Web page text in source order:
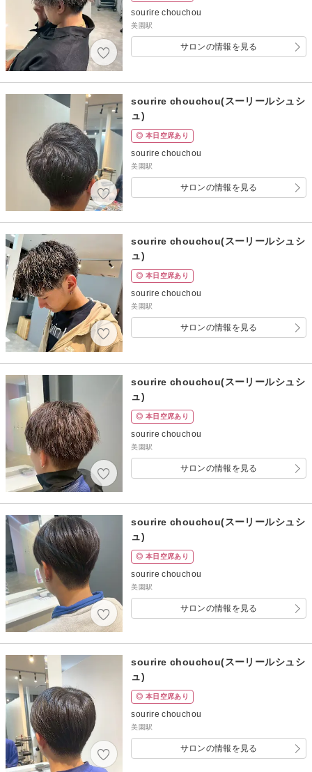
sourire chouchou
美園駅
サロンの情報を見る
sourire chouchou(スーリールシュシ
ュ)
◎ 本日空席あり
sourire chouchou
美園駅
サロンの情報を見る
sourire chouchou(スーリールシュシ
ュ)
◎ 本日空席あり
sourire chouchou
美園駅
サロンの情報を見る
sourire chouchou(スーリールシュシ
ュ)
◎ 本日空席あり
sourire chouchou
美園駅
サロンの情報を見る
sourire chouchou(スーリールシュシ
ュ)
◎ 本日空席あり
sourire chouchou
美園駅
サロンの情報を見る
sourire chouchou(スーリールシュシ
ュ)
◎ 本日空席あり
sourire chouchou
美園駅
サロンの情報を見る